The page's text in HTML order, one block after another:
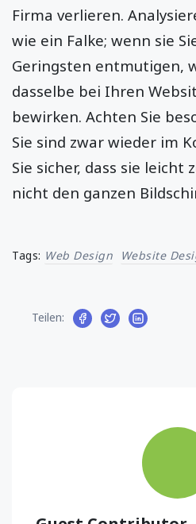
Firma verlieren.
wie ein Falke; wenn sie
Geringsten entmutigen,
dasselbe bei Ihren
bewirken. Achten Sie
Sie sind zwar wieder im
Sie sicher, dass sie leicht
nicht den ganzen
Tags: Web Design Website
Teilen: